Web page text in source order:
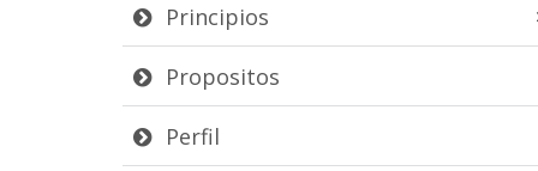
Principios
Propositos
Perfil